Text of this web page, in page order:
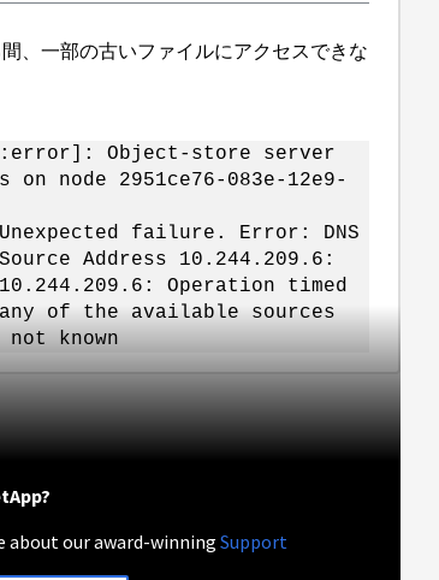
、一部の古いファイルにアクセスできな
Object-store server
node 2951ce76-083e-12e9-
failure. Error: DNS
Address 10.244.209.6:
Operation timed
of the available sources
known
about our award-winningSupport